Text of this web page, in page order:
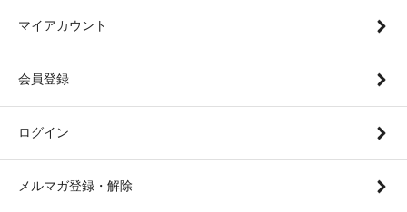
マイアカウント
会員登録
ログイン
メルマガ登録・解除